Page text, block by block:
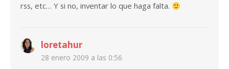
rss, etc… Y si no, inventar lo que haga falta.
loretahur
28 enero 2009 a las 0:56